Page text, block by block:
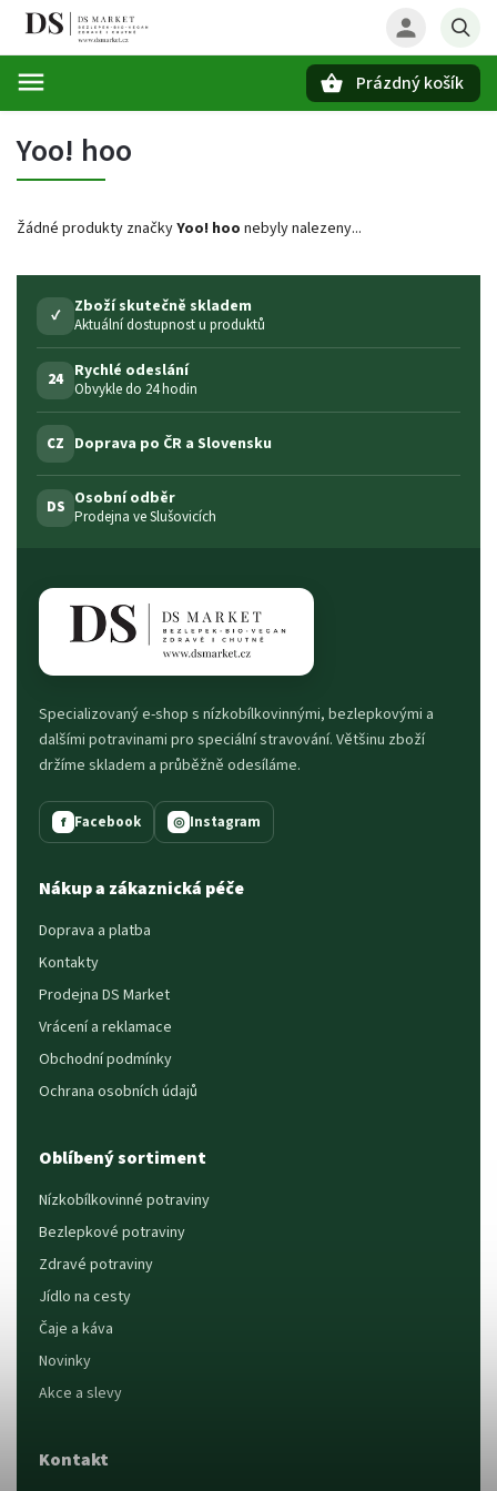
Prázdný košík
Yoo! hoo
Žádné produkty značkyYoo! hoo nebyly nalezeny...
✓ Zboží skutečně skladem
Aktuální dostupnost u produktů
24 Rychlé odeslání
Obvykle do 24 hodin
CZ Doprava po ČR a Slovensku
DS Osobní odběr
Prodejna ve Slušovicích
Specializovaný e-shop s nízkobílkovinnými, bezlepkovými a
dalšími potravinami pro speciální stravování. Většinu zboží
držíme skladem a průběžně odesíláme.
f Facebook ◎ Instagram
Nákup a zákaznická péče
Doprava a platba
Kontakty
Prodejna DS Market
Vrácení a reklamace
Obchodní podmínky
Ochrana osobních údajů
Oblíbený sortiment
Nízkobílkovinné potraviny
Bezlepkové potraviny
Zdravé potraviny
Jídlo na cesty
Čaje a káva
Novinky
Akce a slevy
Kontakt